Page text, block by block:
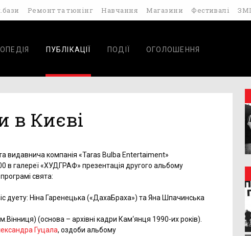
Ремонт та тюнінг Навчання Магазини Фестивалі ЗМІ
ПУБЛІКАЦІЇ ПОДІЇ ОГОЛОШЕННЯ
в Києві
видавнича компанія «Taras Bulba Entertaiment»
в галереї «ХУДГРАФ» презентація другого альбому
свята:
дуету: Ніна Гаренецька («ДахаБраха») та Яна Шпачинська
(основа – архівні кадри Кам‘янця 1990-их років).
Гуцала, оздоби альбому